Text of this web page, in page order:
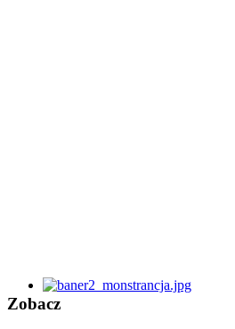
Zobacz